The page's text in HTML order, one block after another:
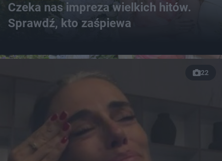
Czeka nas impreza wielkich hitów.
Sprawdź, kto zaśpiewa
22